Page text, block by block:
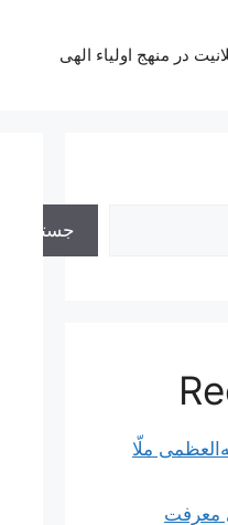
در منهج اولیاء الهی
جستجو
ملّا
معرفت